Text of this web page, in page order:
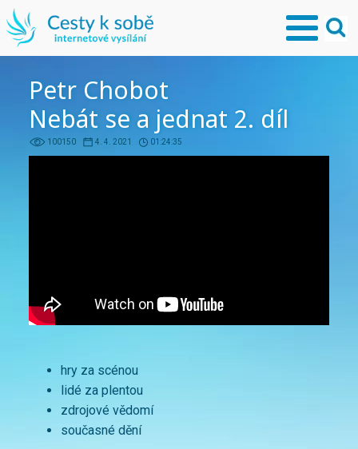
Petr Chobot
Nebát se a jednat 2. díl
100150 4. 4. 2021 01:24:35
hry za scénou
lidé za plentou
zdrojové vědomí
současné dění